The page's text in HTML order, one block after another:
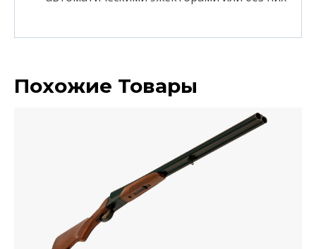
Похожие Товары